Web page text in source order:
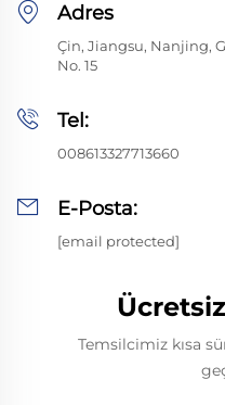
Adres
Çin, Jiangsu, Nanjing,
No. 15
Tel:
008613327713660
E-Posta:
[email protected]
Temsilcimiz kısa